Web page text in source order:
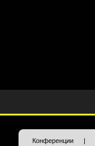
Конференции |